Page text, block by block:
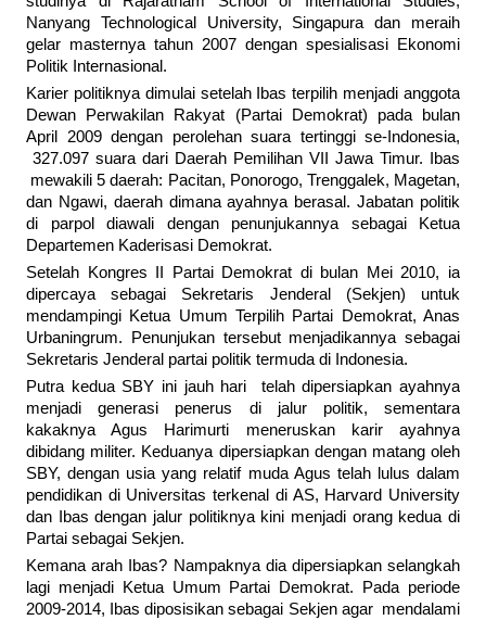
Nanyang Technological University, Singapura dan meraih
gelar masternya tahun 2007 dengan spesialisasi Ekonomi
Politik Internasional.
Karier politiknya dimulai setelah Ibas terpilih menjadi anggota
Dewan Perwakilan Rakyat (Partai Demokrat) pada bulan
April 2009 dengan perolehan suara tertinggi se-Indonesia,
327.097 suara dari Daerah Pemilihan VII Jawa Timur. Ibas
mewakili 5 daerah: Pacitan, Ponorogo, Trenggalek, Magetan,
dan Ngawi, daerah dimana ayahnya berasal. Jabatan politik
di parpol diawali dengan penunjukannya sebagai Ketua
Departemen Kaderisasi Demokrat.
Setelah Kongres II Partai Demokrat di bulan Mei 2010, ia
dipercaya sebagai Sekretaris Jenderal (Sekjen) untuk
mendampingi Ketua Umum Terpilih Partai Demokrat, Anas
Urbaningrum. Penunjukan tersebut menjadikannya sebagai
Sekretaris Jenderal partai politik termuda di Indonesia.
Putra kedua SBY ini jauh hari telah dipersiapkan ayahnya
menjadi generasi penerus di jalur politik, sementara
kakaknya Agus Harimurti meneruskan karir ayahnya
dibidang militer. Keduanya dipersiapkan dengan matang oleh
SBY, dengan usia yang relatif muda Agus telah lulus dalam
pendidikan di Universitas terkenal di AS, Harvard University
dan Ibas dengan jalur politiknya kini menjadi orang kedua di
Partai sebagai Sekjen.
Kemana arah Ibas? Nampaknya dia dipersiapkan selangkah
lagi menjadi Ketua Umum Partai Demokrat. Pada periode
2009-2014, Ibas diposisikan sebagai Sekjen agar mendalami